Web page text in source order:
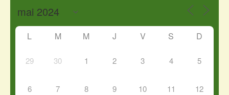
L M M J V S D
29 30 1 2 3 4 5
6 7 8 9 10 11 12